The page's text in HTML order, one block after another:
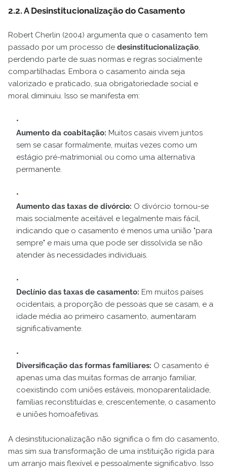
2.2. A Desinstitucionalização do Casamento
Robert Cherlin (2004) argumenta que o casamento tem
passado por um processo de desinstitucionalização,
perdendo parte de suas normas e regras socialmente
compartilhadas. Embora o casamento ainda seja
valorizado e praticado, sua obrigatoriedade social e
moral diminuiu. Isso se manifesta em:
Aumento da coabitação: Muitos casais vivem juntos
sem se casar formalmente, muitas vezes como um
estágio pré-matrimonial ou como uma alternativa
permanente.
Aumento das taxas de divórcio: O divórcio tornou-se
mais socialmente aceitável e legalmente mais fácil,
indicando que o casamento é menos uma união "para
sempre" e mais uma que pode ser dissolvida se não
atender às necessidades individuais.
Declínio das taxas de casamento: Em muitos países
ocidentais, a proporção de pessoas que se casam, e a
idade média ao primeiro casamento, aumentaram
significativamente.
Diversificação das formas familiares: O casamento é
apenas uma das muitas formas de arranjo familiar,
coexistindo com uniões estáveis, monoparentalidade,
famílias reconstituídas e, crescentemente, o casamento
e uniões homoafetivas.
A desinstitucionalização não significa o fim do casamento,
mas sim sua transformação de uma instituição rígida para
um arranjo mais flexível e pessoalmente significativo. Isso